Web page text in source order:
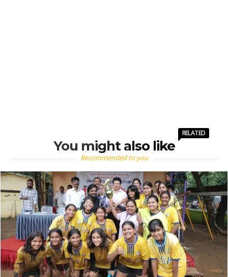
You might also like
RELATED
Recommended to you